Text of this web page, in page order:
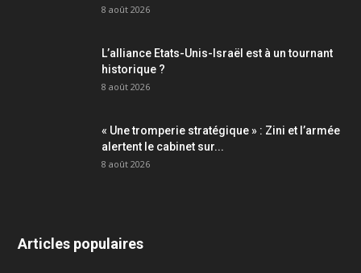
8 août 2026
L’alliance Etats-Unis-Israël est à un tournant
historique ?
8 août 2026
« Une tromperie stratégique » : Zini et l’armée
alertent le cabinet sur...
8 août 2026
Articles populaires